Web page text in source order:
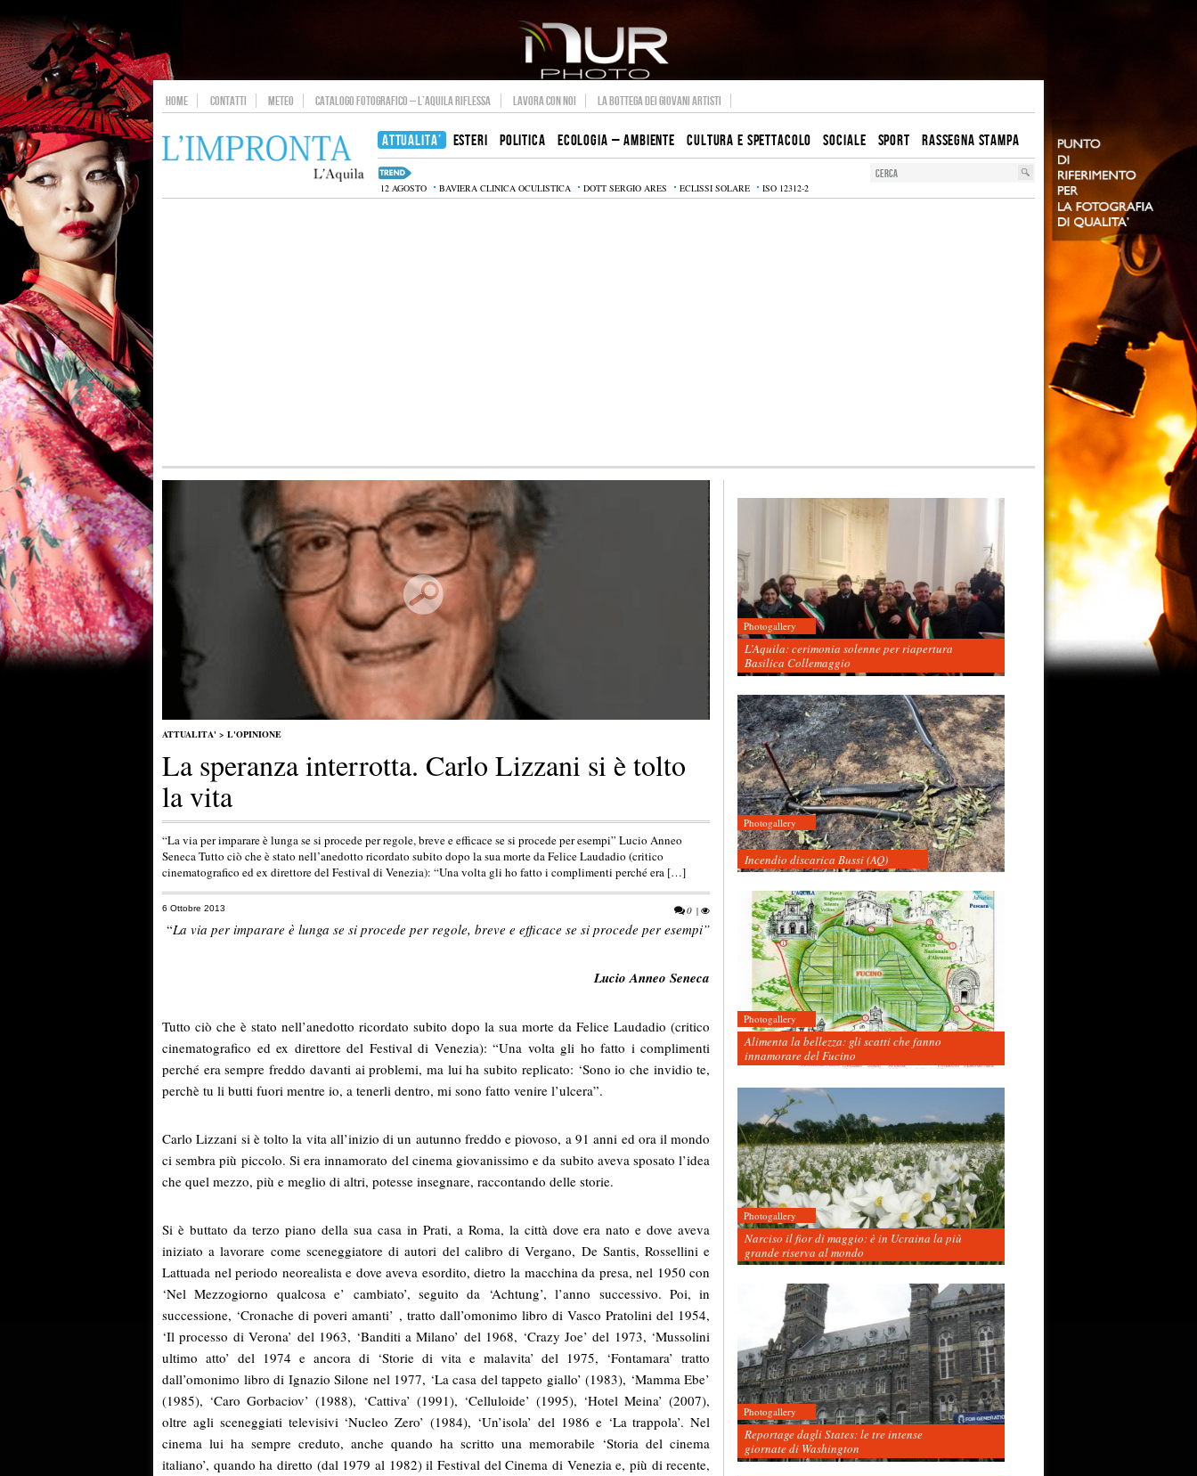
HOME CONTATTI METEO CATALOGO FOTOGRAFICO – L’AQUILA RIFLESSA LAVORA CON NOI LA BOTTEGA DEI GIOVANI ARTISTI
ATTUALITA’ ESTERI POLITICA ECOLOGIA – AMBIENTE CULTURA E SPETTACOLO SOCIALE SPORT RASSEGNA STAMPA
12 AGOSTO BAVIERA CLINICA OCULISTICA DOTT SERGIO ARES ECLISSI SOLARE ISO 12312-2
ATTUALITA' > L'OPINIONE
La speranza interrotta. Carlo Lizzani si è tolto
la vita
“La via per imparare è lunga se si procede per regole, breve e efficace se si procede per esempi” Lucio Anneo
Seneca Tutto ciò che è stato nell’anedotto ricordato subito dopo la sua morte da Felice Laudadio (critico
cinematografico ed ex direttore del Festival di Venezia): “Una volta gli ho fatto i complimenti perché era […]
6 Ottobre 2013 0 |
“La via per imparare è lunga se si procede per regole, breve e efficace se si procede per esempi”
Lucio Anneo Seneca
Tutto ciò che è stato nell’anedotto ricordato subito dopo la sua morte da Felice Laudadio (critico
cinematografico ed ex direttore del Festival di Venezia): “Una volta gli ho fatto i complimenti
perché era sempre freddo davanti ai problemi, ma lui ha subito replicato: ‘Sono io che invidio te,
perchè tu li butti fuori mentre io, a tenerli dentro, mi sono fatto venire l’ulcera”.
Carlo Lizzani si è tolto la vita all’inizio di un autunno freddo e piovoso, a 91 anni ed ora il mondo
ci sembra più piccolo. Si era innamorato del cinema giovanissimo e da subito aveva sposato l’idea
che quel mezzo, più e meglio di altri, potesse insegnare, raccontando delle storie.
Si è buttato da terzo piano della sua casa in Prati, a Roma, la città dove era nato e dove aveva
iniziato a lavorare come sceneggiatore di autori del calibro di Vergano, De Santis, Rossellini e
Lattuada nel periodo neorealista e dove aveva esordito, dietro la macchina da presa, nel 1950 con
‘Nel Mezzogiorno qualcosa e’ cambiato’, seguito da ‘Achtung’, l’anno successivo. Poi, in
successione, ‘Cronache di poveri amanti’ , tratto dall’omonimo libro di Vasco Pratolini del 1954,
‘Il processo di Verona’ del 1963, ‘Banditi a Milano’ del 1968, ‘Crazy Joe’ del 1973, ‘Mussolini
ultimo atto’ del 1974 e ancora di ‘Storie di vita e malavita’ del 1975, ‘Fontamara’ tratto
dall’omonimo libro di Ignazio Silone nel 1977, ‘La casa del tappeto giallo’ (1983), ‘Mamma Ebe’
(1985), ‘Caro Gorbaciov’ (1988), ‘Cattiva’ (1991), ‘Celluloide’ (1995), ‘Hotel Meina’ (2007),
oltre agli sceneggiati televisivi ‘Nucleo Zero’ (1984), ‘Un’isola’ del 1986 e ‘La trappola’. Nel
cinema lui ha sempre creduto, anche quando ha scritto una memorabile ‘Storia del cinema
italiano’, quando ha diretto (dal 1979 al 1982) il Festival del Cinema di Venezia e, più di recente,
Photogallery
L’Aquila: cerimonia solenne per riapertura
Basilica Collemaggio
Photogallery
Incendio discarica Bussi (AQ)
Photogallery
Alimenta la bellezza: gli scatti che fanno
innamorare del Fucino
Photogallery
Narciso il fior di maggio: è in Ucraina la più
grande riserva al mondo
Photogallery
Reportage dagli States: le tre intense
giornate di Washington